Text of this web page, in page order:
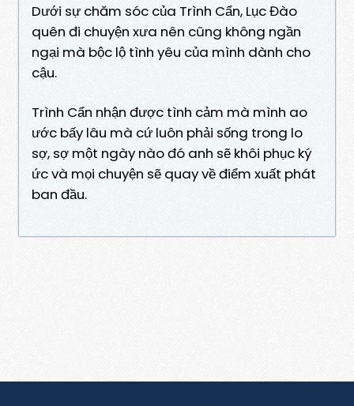
Dưới sự chăm sóc của Trình Cẩn, Lục Đào
quên đi chuyện xưa nên cũng không ngần
ngại mà bộc lộ tình yêu của mình dành cho
cậu.
Trình Cẩn nhận được tình cảm mà mình ao
ước bấy lâu mà cứ luôn phải sống trong lo
sợ, sợ một ngày nào đó anh sẽ khôi phục ký
ức và mọi chuyện sẽ quay về điểm xuất phát
ban đầu.